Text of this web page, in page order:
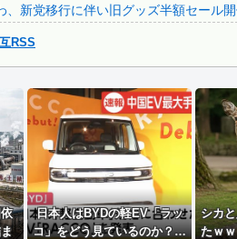
、新党移行に伴い旧グッズ半額セール
RSS
日本人はBYDの軽EV「ラッ
コ」をどう見ているのか？…
シカ
たｗ